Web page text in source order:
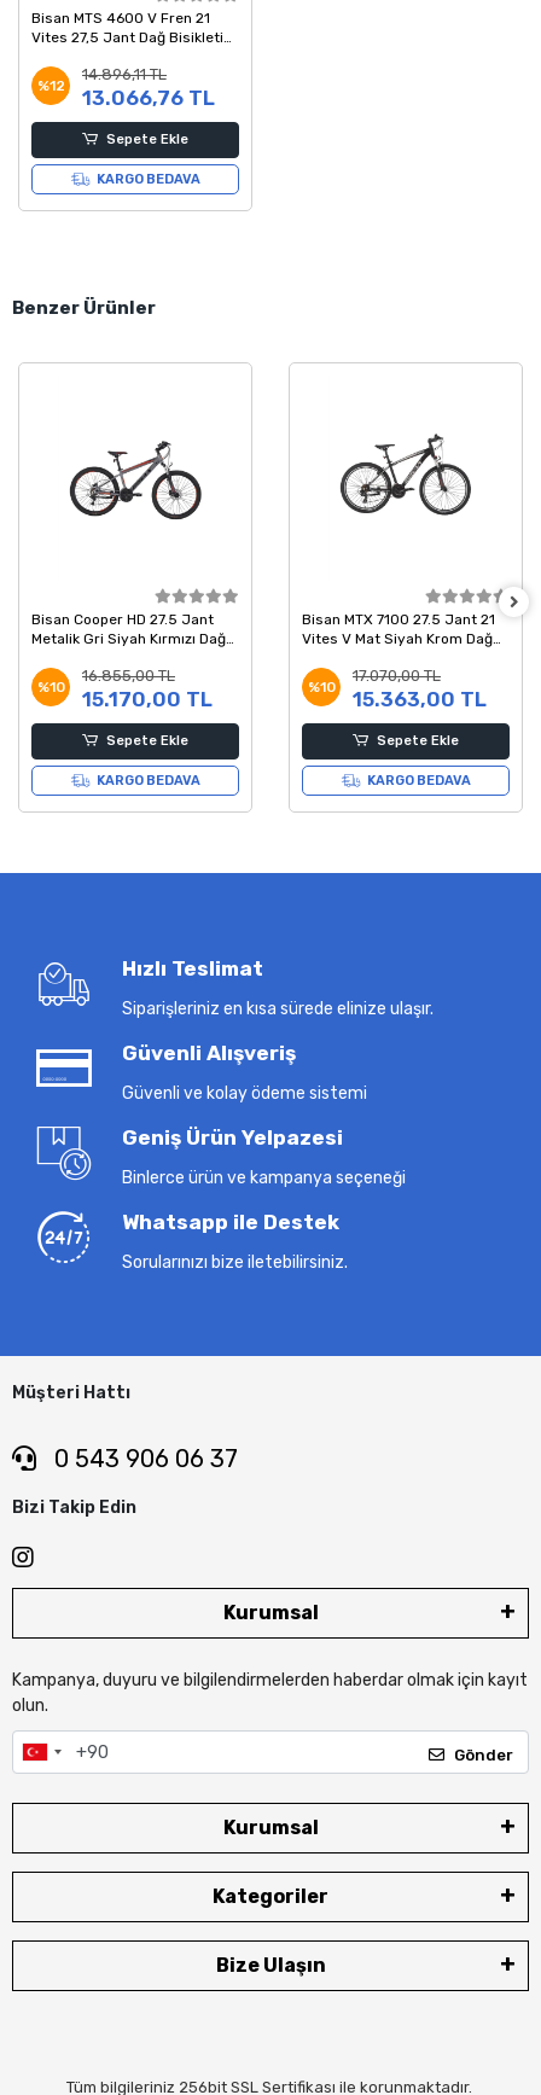
Bisan MTS 4600 V Fren 21
Vites 27,5 Jant Dağ Bisikleti
%12
14.896,11 TL
13.066,76 TL
Sepete Ekle
KARGO BEDAVA
Benzer Ürünler
Bisan Cooper HD 27.5 Jant
Metalik Gri Siyah Kırmızı Dağ
%10
16.855,00 TL
15.170,00 TL
Sepete Ekle
KARGO BEDAVA
Bisan MTX 7100 27.5 Jant 21
Vites V Mat Siyah Krom Dağ
%10
17.070,00 TL
15.363,00 TL
Sepete Ekle
KARGO BEDAVA
Hızlı Teslimat
Siparişleriniz en kısa sürede elinize ulaşır.
Güvenli Alışveriş
Güvenli ve kolay ödeme sistemi
Geniş Ürün Yelpazesi
Binlerce ürün ve kampanya seçeneği
Whatsapp ile Destek
Sorularınızı bize iletebilirsiniz.
Müşteri Hattı
0 543 906 06 37
Bizi Takip Edin
Kurumsal
Kampanya, duyuru ve bilgilendirmelerden haberdar olmak için kayıt
olun.
Gönder
Kurumsal
Kategoriler
Bize Ulaşın
Tüm bilgileriniz 256bit SSL Sertifikası ile korunmaktadır.